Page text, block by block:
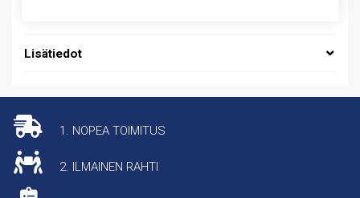
Lisätiedot
1. NOPEA TOIMITUS
2. ILMAINEN RAHTI